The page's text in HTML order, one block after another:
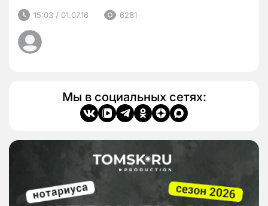
15:03 / 01.07.16 6281
Мы в социальных сетях: